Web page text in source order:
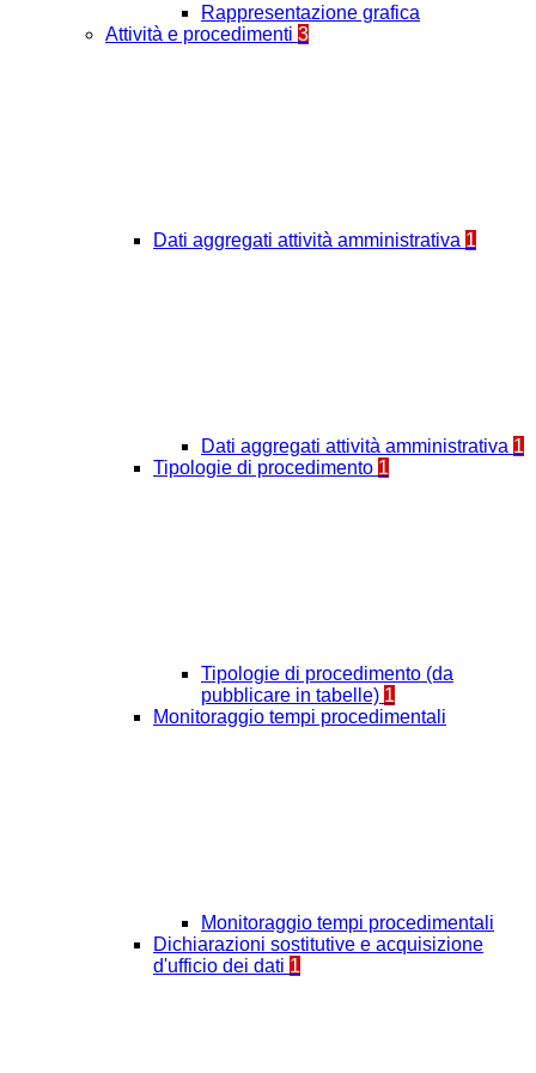
Rappresentazione grafica
Attività e procedimenti 3
Dati aggregati attività amministrativa 1
Dati aggregati attività amministrativa 1
Tipologie di procedimento 1
Tipologie di procedimento (da
pubblicare in tabelle) 1
Monitoraggio tempi procedimentali
Monitoraggio tempi procedimentali
Dichiarazioni sostitutive e acquisizione
d'ufficio dei dati 1